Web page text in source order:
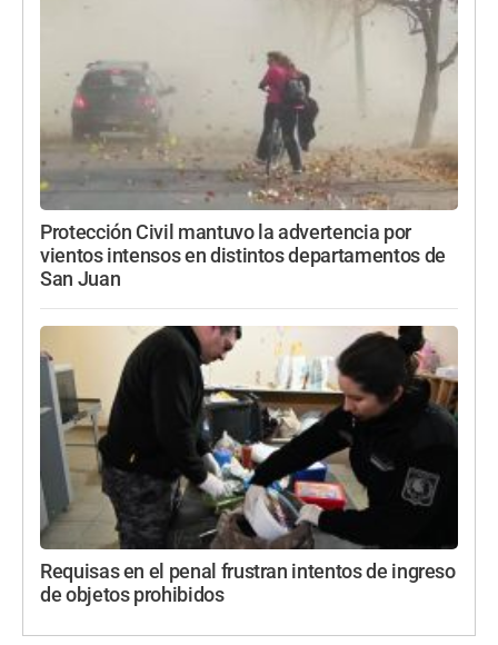
Protección Civil mantuvo la advertencia por
vientos intensos en distintos departamentos de
San Juan
Requisas en el penal frustran intentos de ingreso
de objetos prohibidos